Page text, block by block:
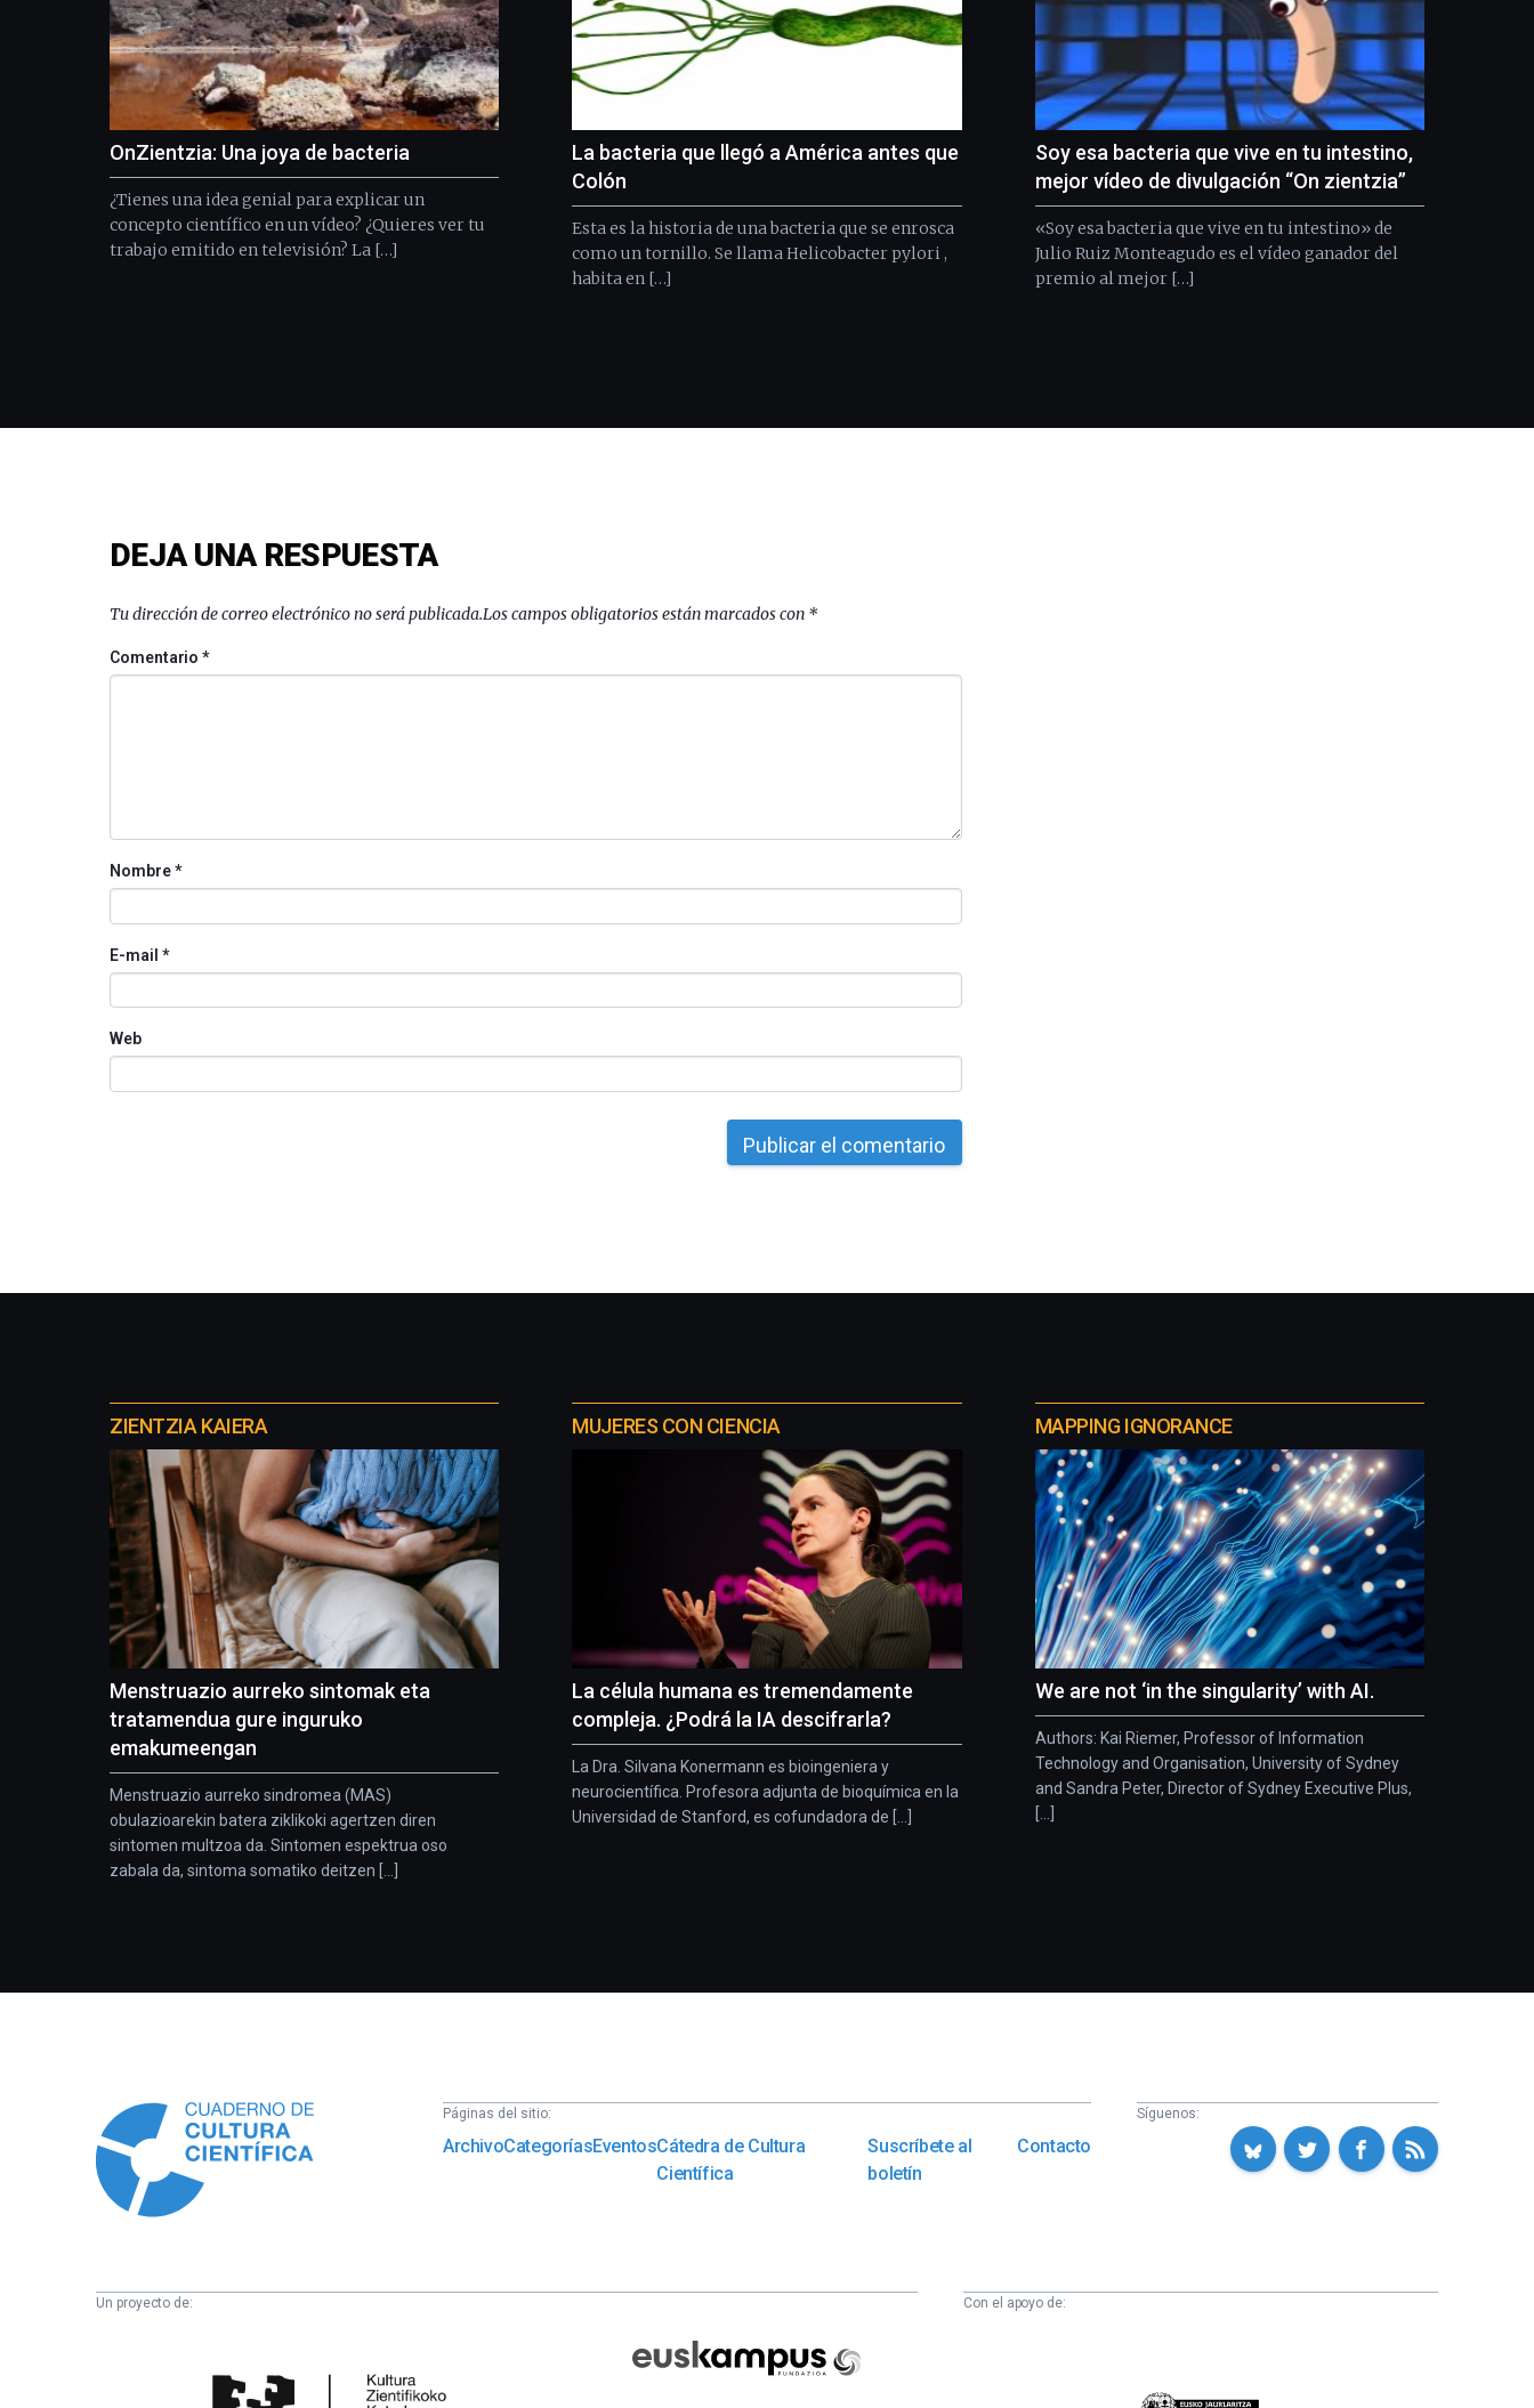
llenará
ciudad
de
monólogos,
exposiciones,
conferencias,
y
espectáculos
4
OnZientzia: Una joya de bacteria
¿Tienes una idea genial para explicar un
concepto científico en un vídeo? ¿Quieres ver tu
trabajo emitido en televisión? La […]
La bacteria que llegó a América antes que
Colón
Esta es la historia de una bacteria que se enrosca
como un tornillo. Se llama Helicobacter pylori ,
habita en […]
Soy esa bacteria que vive en tu intestino,
mejor vídeo de divulgación “On zientzia”
«Soy esa bacteria que vive en tu intestino» de
Julio Ruiz Monteagudo es el vídeo ganador del
premio al mejor […]
DEJA UNA RESPUESTA
Tu dirección de correo electrónico no será publicada.Los campos obligatorios están marcados con *
Comentario*
Nombre*
E-mail *
Web
proyectos
ZIENTZIA KAIERA
Menstruazio aurreko sintomak eta
tratamendua gure inguruko
emakumeengan
Menstruazio aurreko sindromea (MAS)
obulazioarekin batera ziklikoki agertzen diren
sintomen multzoa da. Sintomen espektrua oso
zabala da, sintoma somatiko deitzen [...]
MUJERES CON CIENCIA
La célula humana es tremendamente
compleja. ¿Podrá la IA descifrarla?
La Dra. Silvana Konermann es bioingeniera y
neurocientífica. Profesora adjunta de bioquímica en la
Universidad de Stanford, es cofundadora de [...]
MAPPING IGNORANCE
We are not ‘in the singularity’ with AI.
Authors: Kai Riemer, Professor of Information
Technology and Organisation, University of Sydney
and Sandra Peter, Director of Sydney Executive Plus,
[...]
Páginas del sitio:
ArchivoCategoríasEventosCátedra de Cultura
Científica
Suscríbete al
boletín
Contacto
Síguenos:
Un proyecto de:
Fundazioa
Con el apoyo de: